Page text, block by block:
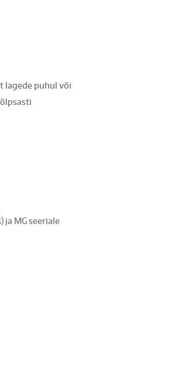
lagede puhul või
MG seeriale